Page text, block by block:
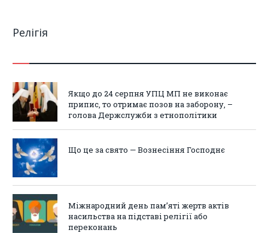
Релігія
Якщо до 24 серпня УПЦ МП не виконає
припис, то отримає позов на заборону, –
голова Держслужби з етнополітики
Що це за свято — Вознесіння Господнє
Міжнародний день пам’яті жертв актів
насильства на підставі релігії або
переконань